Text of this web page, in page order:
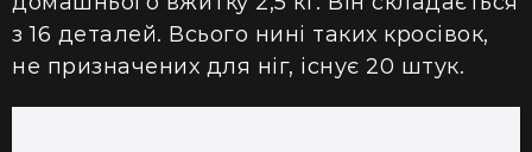
з 16 деталей. Всього нині таких кросівок,
не призначених для ніг, існує 20 штук.